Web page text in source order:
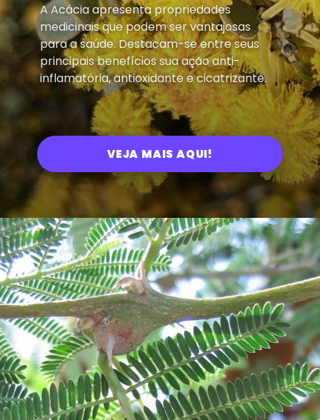
A Acácia apresenta propriedades
medicinais que podem ser vantajosas
para a saúde. Destacam-se entre seus
principais benefícios sua ação anti-
inflamatória, antioxidante e cicatrizante.
VEJA MAIS AQUI!